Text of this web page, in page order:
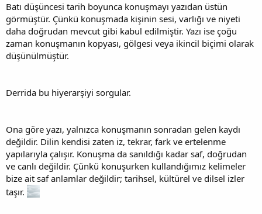
Batı düşüncesi tarih boyunca konuşmayı yazıdan üstün
görmüştür. Çünkü konuşmada kişinin sesi, varlığı ve niyeti
daha doğrudan mevcut gibi kabul edilmiştir. Yazı ise çoğu
zaman konuşmanın kopyası, gölgesi veya ikincil biçimi olarak
düşünülmüştür.
Derrida bu hiyerarşiyi sorgular.
Ona göre yazı, yalnızca konuşmanın sonradan gelen kaydı
değildir. Dilin kendisi zaten iz, tekrar, fark ve ertelenme
yapılarıyla çalışır. Konuşma da sanıldığı kadar saf, doğrudan
ve canlı değildir. Çünkü konuşurken kullandığımız kelimeler
bize ait saf anlamlar değildir; tarihsel, kültürel ve dilsel izler
taşır.